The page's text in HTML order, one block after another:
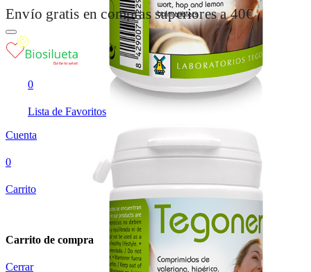
Envío gratis en compras superiores a 40€
0
Lista de Favoritos
Cuenta
0
Carrito
Carrito de compra
Cerrar